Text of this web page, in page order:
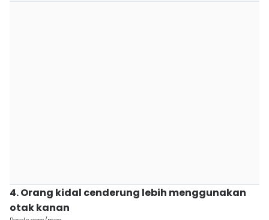
4. Orang kidal cenderung lebih menggunakan
otak kanan